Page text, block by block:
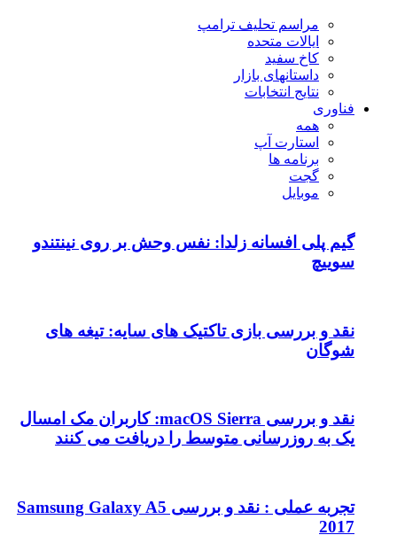
مراسم تحلیف ترامپ
ایالات متحده
کاخ سفید
داستانهای بازار
نتایج انتخابات
فناوری
همه
استارت آپ
برنامه ها
گجت
موبایل
گیم پلی افسانه زلدا: نفس وحش بر روی نینتندو
سوییچ
نقد و بررسی بازی تاکتیک های سایه: تیغه های
شوگان
نقد و بررسی macOS Sierra: کاربران مک امسال
یک به روزرسانی متوسط را دریافت می کنند
تجربه عملی : نقد و بررسی Samsung Galaxy A5